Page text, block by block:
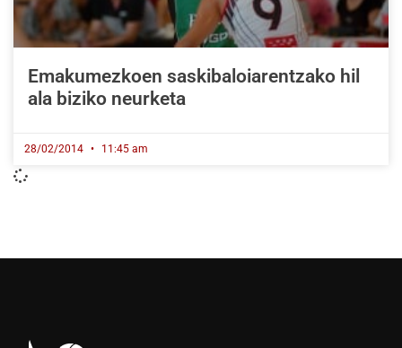
Emakumezkoen saskibaloiarentzako hil
ala biziko neurketa
28/02/2014 11:45 am